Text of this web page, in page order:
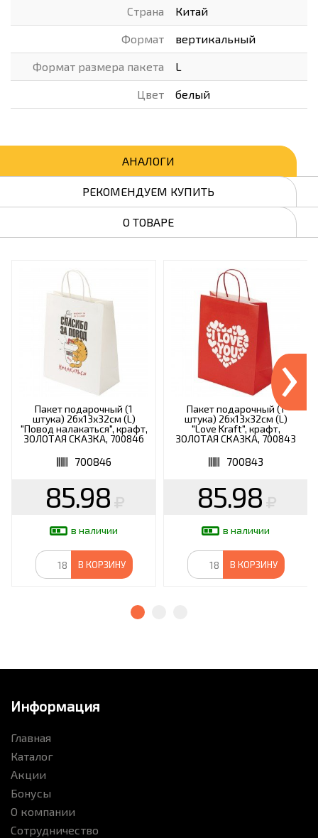
Страна Китай
Формат вертикальный
Формат размера пакета L
Цвет белый
АНАЛОГИ
РЕКОМЕНДУЕМ КУПИТЬ
О ТОВАРЕ
Пакет подарочный (1
штука) 26х13х32см (L)
"Повод налакаться", крафт,
ЗОЛОТАЯ СКАЗКА, 700846
700846
85.98
в наличии
В КОРЗИНУ
Пакет подарочный (1
штука) 26х13х32см (L)
"Love Kraft", крафт,
ЗОЛОТАЯ СКАЗКА, 700843
700843
85.98
в наличии
В КОРЗИНУ
›
Информация
Главная
Каталог
Акции
Бонусы
О компании
Сотрудничество